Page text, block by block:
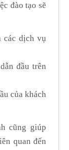
đào tạo sẽ
các dịch vụ
đầu trên
của khách
cũng giúp
quan đến